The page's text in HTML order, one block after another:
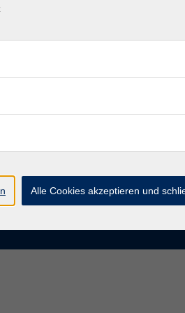
Alle Cookies akzeptieren und